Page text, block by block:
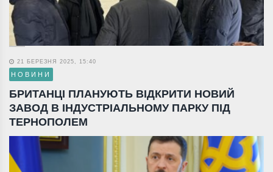
21 БЕРЕЗНЯ 2025, 15:40
НОВИНИ
БРИТАНЦІ ПЛАНУЮТЬ ВІДКРИТИ НОВИЙ
ЗАВОД В ІНДУСТРІАЛЬНОМУ ПАРКУ ПІД
ТЕРНОПОЛЕМ